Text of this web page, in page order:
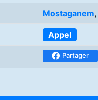
Mostaganem,
Appel
Partager